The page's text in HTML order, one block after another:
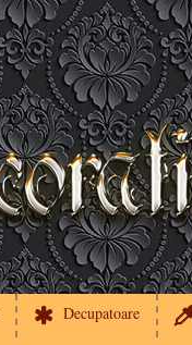
Decupatoare